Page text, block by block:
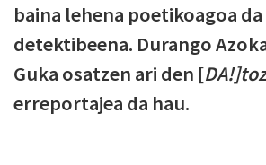
baina lehena poetikoagoa
detektibeena. Durango
Guka osatzen ari den [
erreportajea da hau.